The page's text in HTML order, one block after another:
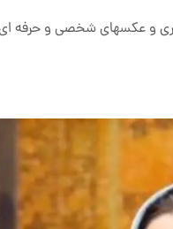
و عکسهای شخصی و حرفه ای